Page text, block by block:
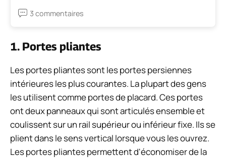
3 commentaires
1. Portes pliantes
Les portes pliantes sont les portes persiennes
intérieures les plus courantes. La plupart des gens
les utilisent comme portes de placard. Ces portes
ont deux panneaux qui sont articulés ensemble et
coulissent sur un rail supérieur ou inférieur fixe. Ils se
plient dans le sens vertical lorsque vous les ouvrez.
Les portes pliantes permettent d'économiser de la